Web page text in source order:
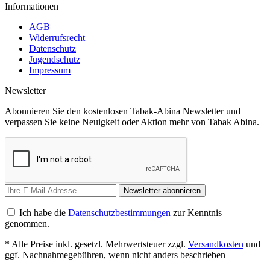
Informationen
AGB
Widerrufsrecht
Datenschutz
Jugendschutz
Impressum
Newsletter
Abonnieren Sie den kostenlosen Tabak-Abina Newsletter und
verpassen Sie keine Neuigkeit oder Aktion mehr von Tabak Abina.
Newsletter abonnieren
Ich habe die Datenschutzbestimmungen zur Kenntnis
genommen.
* Alle Preise inkl. gesetzl. Mehrwertsteuer zzgl. Versandkosten und
ggf. Nachnahmegebühren, wenn nicht anders beschrieben